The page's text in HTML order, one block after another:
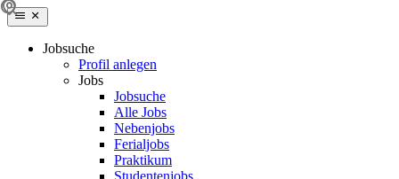
Jobsuche
Profil anlegen
Jobs
Jobsuche
Alle Jobs
Nebenjobs
Ferialjobs
Praktikum
Studentenjobs